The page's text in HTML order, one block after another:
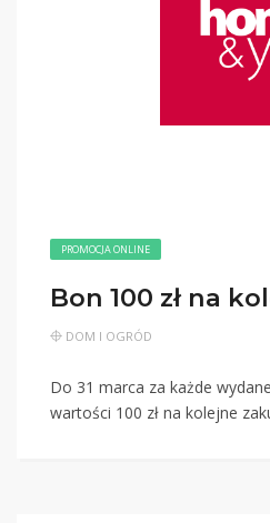
PROMOCJA ONLINE
Bon 100 zł na
DOM I OGRÓD
Do 31 marca za każde
wartości 100 zł na kolejne